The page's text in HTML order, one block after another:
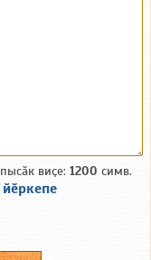
виҫе: 1200 симв.
йӗркепе